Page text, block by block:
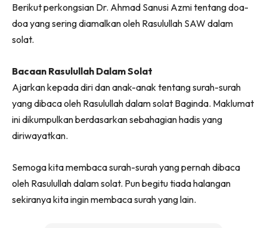
Berikut perkongsian Dr. Ahmad Sanusi Azmi tentang doa-
doa yang sering diamalkan oleh Rasulullah SAW dalam
solat.
Bacaan Rasulullah Dalam Solat
Ajarkan kepada diri dan anak-anak tentang surah-surah
yang dibaca oleh Rasulullah dalam solat Baginda. Maklumat
ini dikumpulkan berdasarkan sebahagian hadis yang
diriwayatkan.
Semoga kita membaca surah-surah yang pernah dibaca
oleh Rasulullah dalam solat. Pun begitu tiada halangan
sekiranya kita ingin membaca surah yang lain.